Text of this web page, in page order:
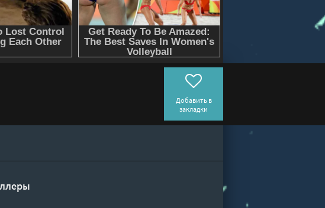
Добавить в
закладки